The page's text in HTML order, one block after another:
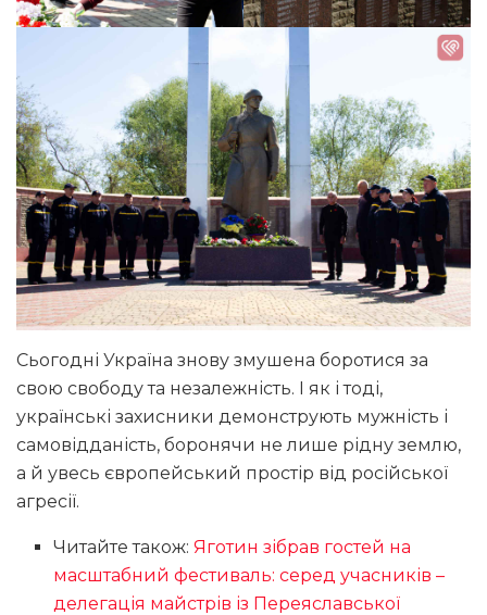
Сьогодні Україна знову змушена боротися за
свою свободу та незалежність. І як і тоді,
українські захисники демонструють мужність і
самовідданість, боронячи не лише рідну землю,
а й увесь європейський простір від російської
агресії.
Читайте також:Яготин зібрав гостей на
масштабний фестиваль: серед учасників –
делегація майстрів із Переяславської